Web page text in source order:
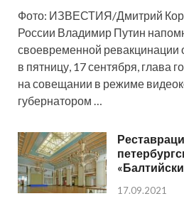
Фото: ИЗВЕСТИЯ/Дмитрий
России Владимир Путин
своевременной ревакцинации
в пятницу, 17 сентября, глава
на совещании в режиме
губернатором …
17.09.2021